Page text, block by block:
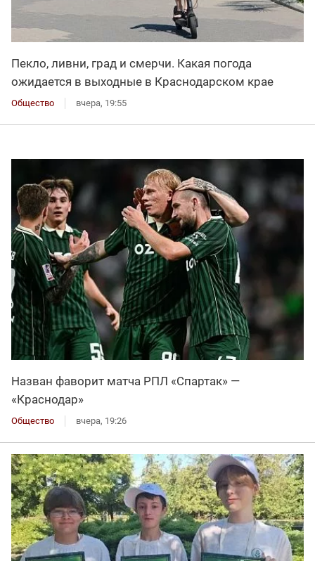
Пекло, ливни, град и смерчи. Какая погода
ожидается в выходные в Краснодарском крае
Общество вчера, 19:55
Назван фаворит матча РПЛ «Спартак» —
«Краснодар»
Общество вчера, 19:26